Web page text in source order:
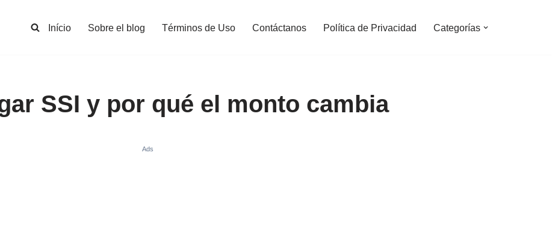
Início Sobre el blog Términos de Uso Contáctanos Política de Privacidad Categorías
SSI y por qué el monto cambia
Ads